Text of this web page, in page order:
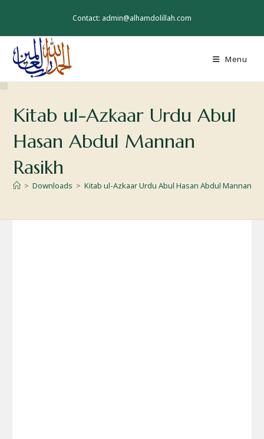
Contact: admin@alhamdolillah.com
Menu
Kitab ul-Azkaar Urdu Abul
Hasan Abdul Mannan
Rasikh
> Downloads > Kitab ul-Azkaar Urdu Abul Hasan Abdul Mannan